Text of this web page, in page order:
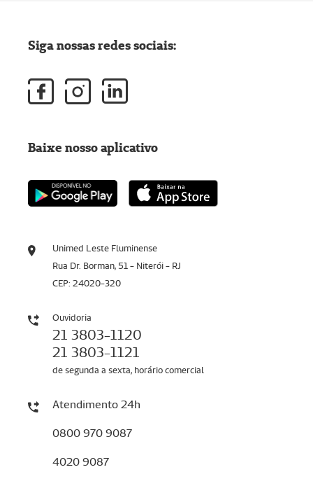
Unimed Leste Fluminense
Rua Dr. Borman, 51 - Niterói - RJ
CEP: 24020-320
Ouvidoria
21 3803-1120
21 3803-1121
de segunda a sexta, horário comercial
Atendimento 24h
0800 970 9087
4020 9087
Siga nossas redes sociais:
Baixe nosso aplicativo